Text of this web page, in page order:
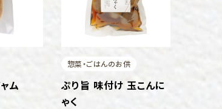
ム
惣菜・ごはんのお供
ぷり旨 味付け 玉こんに
ゃく